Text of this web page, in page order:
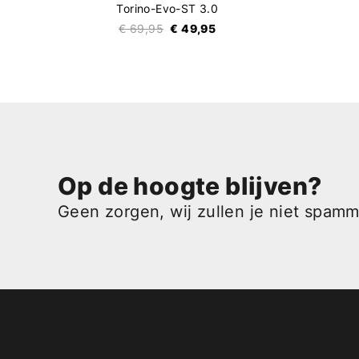
Torino-Evo-ST 3.0
€ 69,95 € 49,95
Op de hoogte blijven?
Geen zorgen, wij zullen je niet